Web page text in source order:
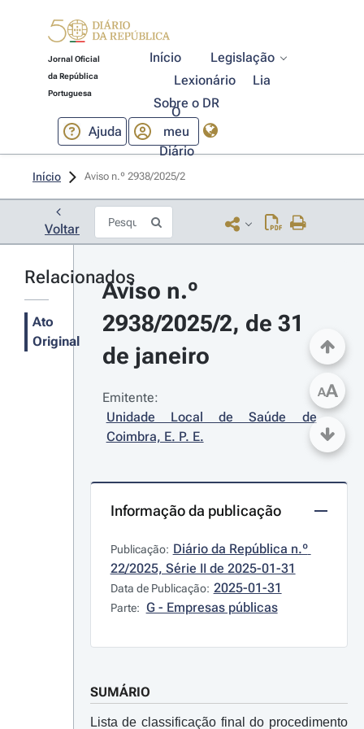
Jornal Oficial
da República
Portuguesa
Início
Legislação
Lexionário
Lia
Sobre o DR
Ajuda
O
meu
Diário
Início Aviso n.º 2938/2025/2
Voltar
Relacionados
Ato
Original
Aviso n.º
2938/2025/2, de 31
de janeiro
Emitente:
Unidade Local de Saúde de
Coimbra, E. P. E.
Informação da publicação
Publicação: Diário da República n.º
22/2025, Série II de 2025-01-31
Data de Publicação: 2025-01-31
Parte: G - Empresas públicas
SUMÁRIO
Lista de classificação final do procedimento
AA